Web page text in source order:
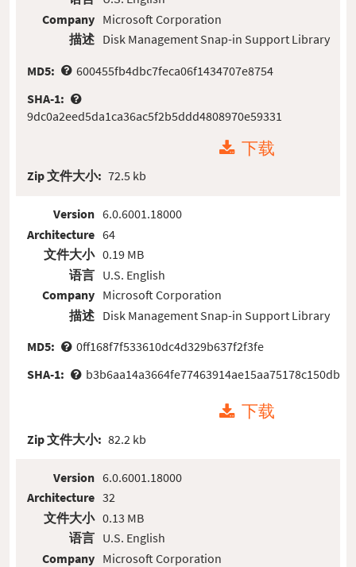
Company
描述
Microsoft Corporation
Disk Management Snap-in Support Library
MD5:
600455fb4dbc7feca06f1434707e8754
SHA-1:
9dc0a2eed5da1ca36ac5f2b5ddd4808970e59331
下载
Zip 文件大小: 72.5 kb
Version
Architecture
文件大小
语言
Company
描述
6.0.6001.18000
64
0.19 MB
U.S. English
Microsoft Corporation
Disk Management Snap-in Support Library
MD5:
0ff168f7f533610dc4d329b637f2f3fe
SHA-1:
b3b6aa14a3664fe77463914ae15aa75178c150db
下载
Zip 文件大小: 82.2 kb
Version
Architecture
文件大小
语言
Company
6.0.6001.18000
32
0.13 MB
U.S. English
Microsoft Corporation